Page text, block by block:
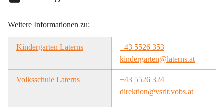
Weitere Informationen zu:
Kindergarten Laterns
+43 5526 353
kindergarten@laterns.at
Volksschule Laterns
+43 5526 324
direktion@vsrlt.vobs.at